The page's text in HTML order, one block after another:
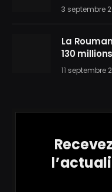
3 septembre
La
130
11 septembre